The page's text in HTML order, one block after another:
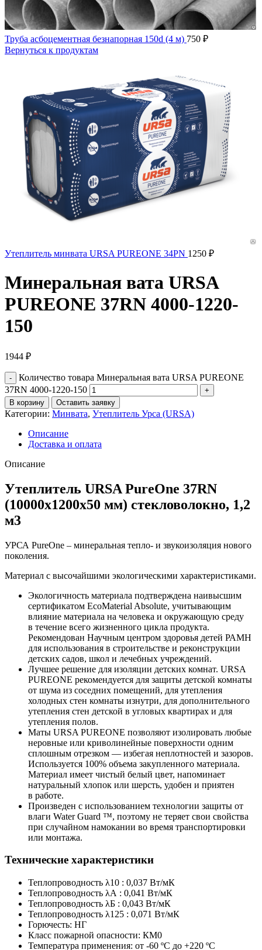
Труба асбоцементная безнапорная 150d (4 м) 750 ₽
Вернуться к продуктам
Утеплитель минвата URSA PUREONE 34PN 1250 ₽
Минеральная вата URSA
PUREONE 37RN 4000-1220-
150
1944 ₽
Количество товара Минеральная вата URSA PUREONE
37RN 4000-1220-150
В корзину Оставить заявку
Категории: Минвата, Утеплитель Урса (URSA)
Описание
Доставка и оплата
Описание
Утеплитель URSA PureOne 37RN
(10000х1200х50 мм) стекловолокно, 1,2
м3
УРСА PureOne – минеральная тепло- и звукоизоляция нового
поколения.
Материал с высочайшими экологическими характеристиками.
Экологичность материала подтверждена наивысшим
сертификатом EcoMaterial Absolute, учитывающим
влияние материала на человека и окружающую среду
в течение всего жизненного цикла продукта.
Рекомендован Научным центром здоровья детей РАМН
для использования в строительстве и реконструкции
детских садов, школ и лечебных учреждений.
Лучшее решение для изоляции детских комнат. URSA
PUREONE рекомендуется для защиты детской комнаты
от шума из соседних помещений, для утепления
холодных стен комнаты изнутри, для дополнительного
утепления стен детской в угловых квартирах и для
утепления полов.
Маты URSA PUREONE позволяют изолировать любые
неровные или криволинейные поверхности одним
сплошным отрезком — избегая неплотностей и зазоров.
Используется 100% объема закупленного материала.
Материал имеет чистый белый цвет, напоминает
натуральный хлопок или шерсть, удобен и приятен
в работе.
Произведен с использованием технологии защиты от
влаги Water Guard ™, поэтому не теряет свои свойства
при случайном намокании во время транспортировки
или монтажа.
Технические характеристики
Теплопроводность λ10 : 0,037 Вт/мК
Теплопроводность λА : 0,041 Вт/мК
Теплопроводность λБ : 0,043 Вт/мК
Теплопроводность λ125 : 0,071 Вт/мК
Горючесть: НГ
Класс пожарной опасности: КМ0
Температура применения: от -60 ºС до +220 ºС